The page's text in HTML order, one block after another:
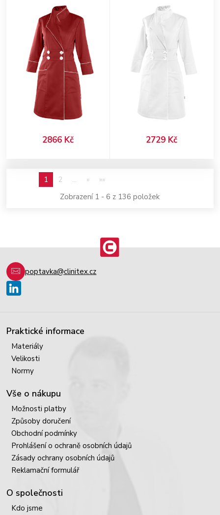
2866 Kč 2729 Kč
Zobrazení 1 - 6 z 136 položek
1 2 ... » »»
poptavka@clinitex.cz
Praktické informace
Materiály
Velikosti
Normy
Vše o nákupu
Možnosti platby
Způsoby doručení
Obchodní podmínky
Prohlášení o ochraně osobních údajů
Zásady ochrany osobních údajů
Reklamační formulář
O společnosti
Kdo jsme